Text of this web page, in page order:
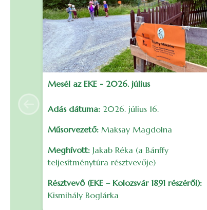
Mesél az EKE - 2026. július
Adás dátuma: 2026. július 16.
Műsorvezető: Maksay Magdolna
Meghívott: Jakab Réka (a Bánffy
teljesítménytúra résztvevője)
Résztvevő (EKE – Kolozsvár 1891 részéről):
Kismihály Boglárka
Previous